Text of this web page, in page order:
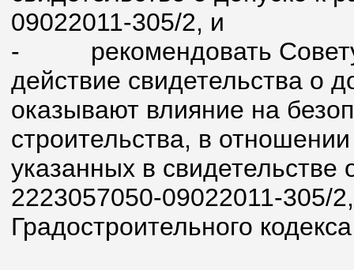
09022011-305/2, и
-
рекомендовать
действие свидетельства о
оказывают влияние на
строительства, в
указанных в
2223057050-09022011-305/
Градостроительного